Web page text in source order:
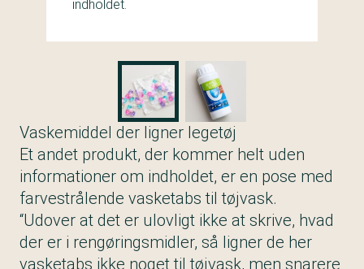
indholdet.
Vaskemiddel der ligner legetøj
Et andet produkt, der kommer helt uden
informationer om indholdet, er en pose med
farvestrålende vasketabs til tøjvask.
“Udover at det er ulovligt ikke at skrive, hvad
der er i rengøringsmidler, så ligner de her
vasketabs ikke noget til tøjvask, men snarere